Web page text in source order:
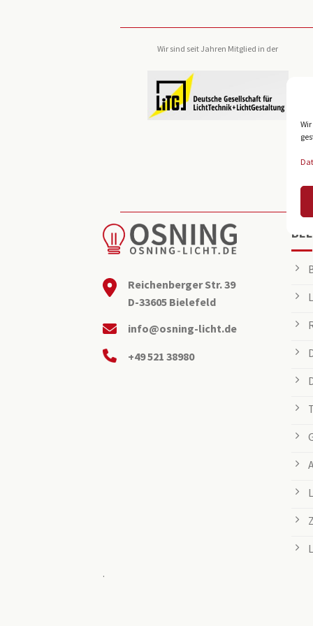
Wir sind seit Jahren Mitglied in der
Reichenberger Str. 39
D-33605 Bielefeld
info@osning-licht.de
+49 521 38980
.